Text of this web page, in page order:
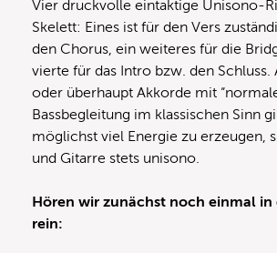
Vier druckvolle eintaktige Unisono-
Skelett: Eines ist für den Vers
den Chorus, ein weiteres für die
vierte für das Intro bzw. den
oder überhaupt Akkorde mit
Bassbegleitung im klassischen Sinn
möglichst viel Energie zu erzeugen,
und Gitarre stets unisono.
Hören wir zunächst noch einmal in
rein: